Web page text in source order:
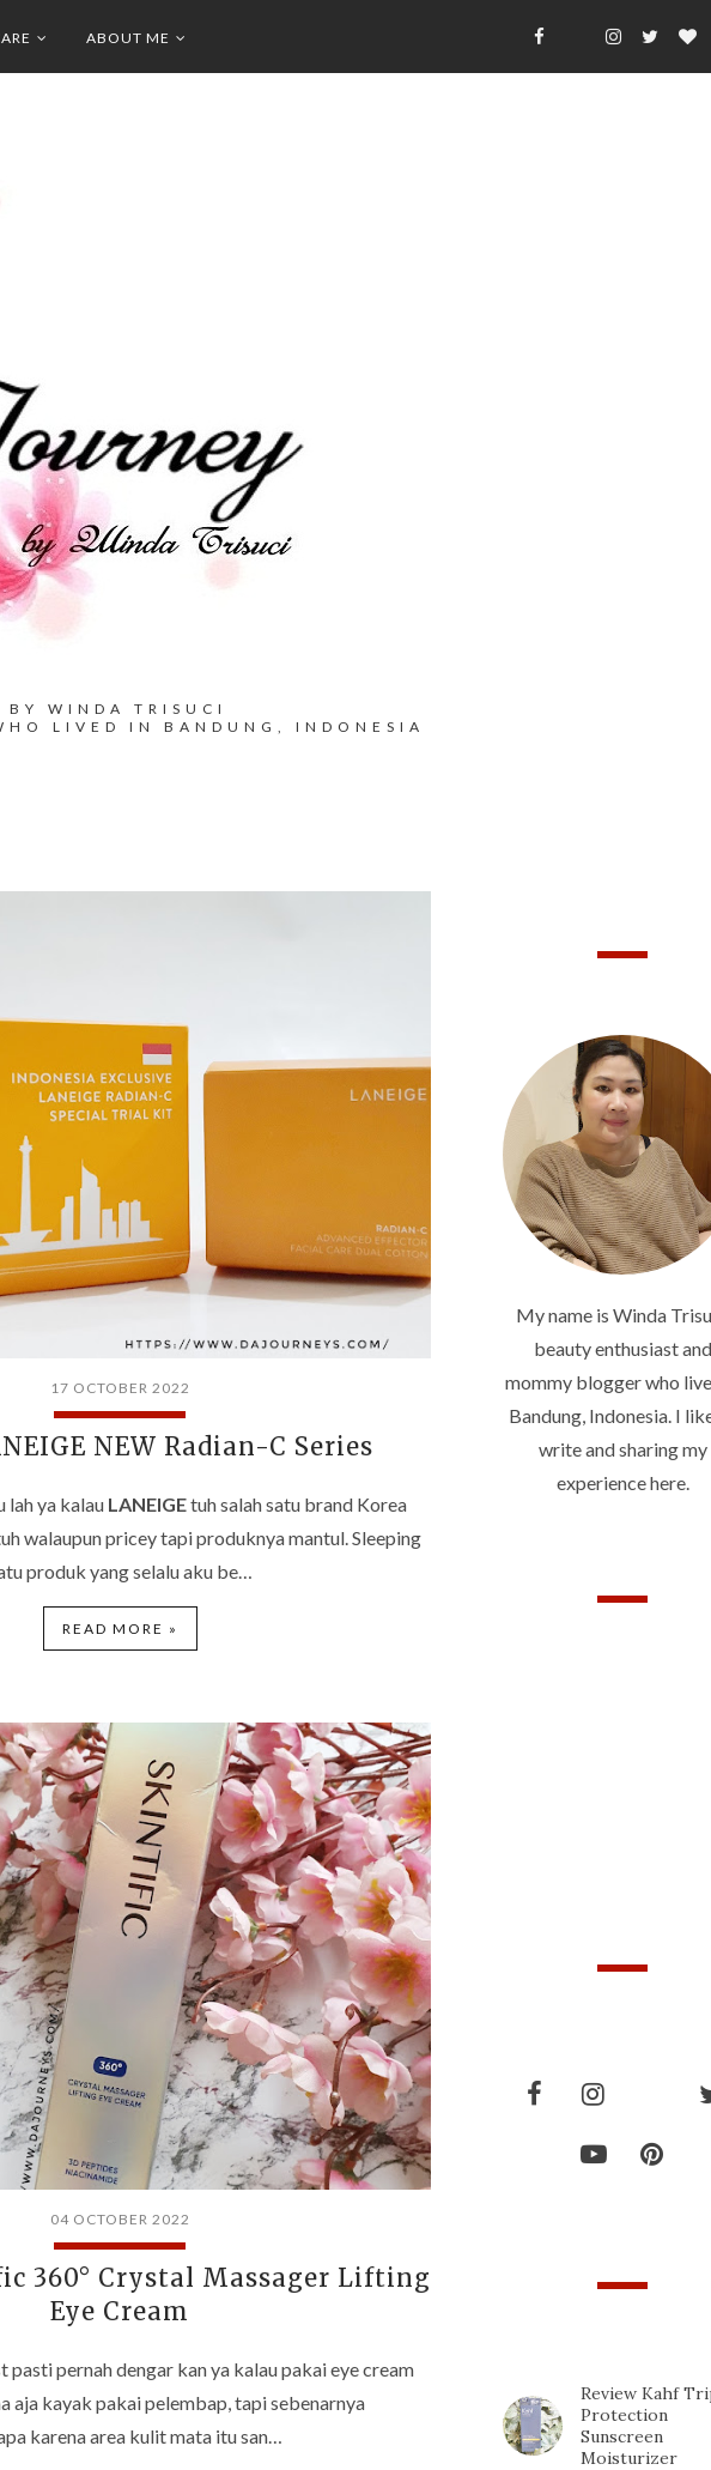
ABOUT ME
WINDA TRISUCI
LIVED IN BANDUNG, INDONESIA
17 OCTOBER 2022
NEW Radian-C Series
lah ya kalau LANEIGEtuh salah satu brand Korea
walaupun pricey tapi produknya mantul. Sleeping
produk yang selalu aku be…
READ MORE »
04 OCTOBER 2022
360° Crystal Massager Lifting
Eye Cream
pasti pernah dengar kan ya kalau pakai eye cream
aja kayak pakai pelembap, tapi sebenarnya
karena area kulit mata itu san…
My name is Winda
beauty enthusiast and
mommy blogger who
Bandung, Indonesia. I
write and sharing my
experience here.
Review Kahf
Protection
Sunscreen
Moisturizer